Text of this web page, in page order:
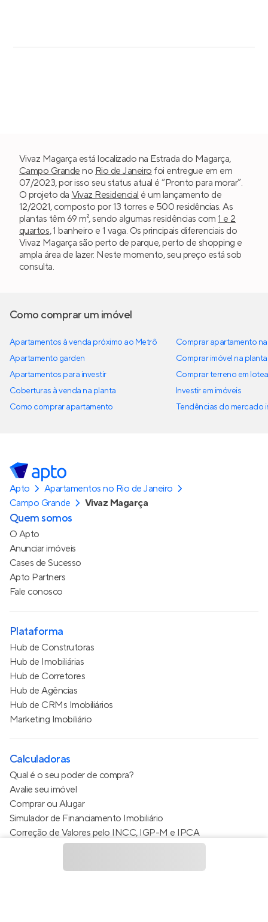
Vivaz Magarça está localizado na Estrada do Magarça,
Campo Grande no Rio de Janeiro foi entregue em em
07/2023, por isso seu status atual é “Pronto para morar”.
O projeto da Vivaz Residencial é um lançamento de
12/2021, composto por 13 torres e 500 residências. As
plantas têm 69 m², sendo algumas residências com1 e 2
quartos, 1 banheiro e 1 vaga. Os principais diferenciais do
Vivaz Magarça são perto de parque, perto de shopping e
ampla área de lazer. Neste momento, seu preço está sob
consulta.
Como comprar um imóvel
Apartamentos à venda próximo ao Metrô
Apartamento garden
Apartamentos para investir
Coberturas à venda na planta
Como comprar apartamento
Comprar apartamento
Comprar imóvel na planta
Comprar terreno em
Investir em imóveis
Tendências do mercado
Apto
Apartamentos no Rio de Janeiro
Campo Grande
Vivaz Magarça
Quem somos
O Apto
Anunciar imóveis
Cases de Sucesso
Apto Partners
Fale conosco
Plataforma
Hub de Construtoras
Hub de Imobiliárias
Hub de Corretores
Hub de Agências
Hub de CRMs Imobiliários
Marketing Imobiliário
Calculadoras
Qual é o seu poder de compra?
Avalie seu imóvel
Comprar ou Alugar
Simulador de Financiamento Imobiliário
Correção de Valores pelo INCC, IGP-M e IPCA
Estimativa de valor do condomínio